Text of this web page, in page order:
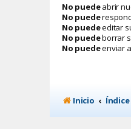
No puedeabrir
No puede
No puedeeditar
No puedeborrar
No puedeenviar
Inicio